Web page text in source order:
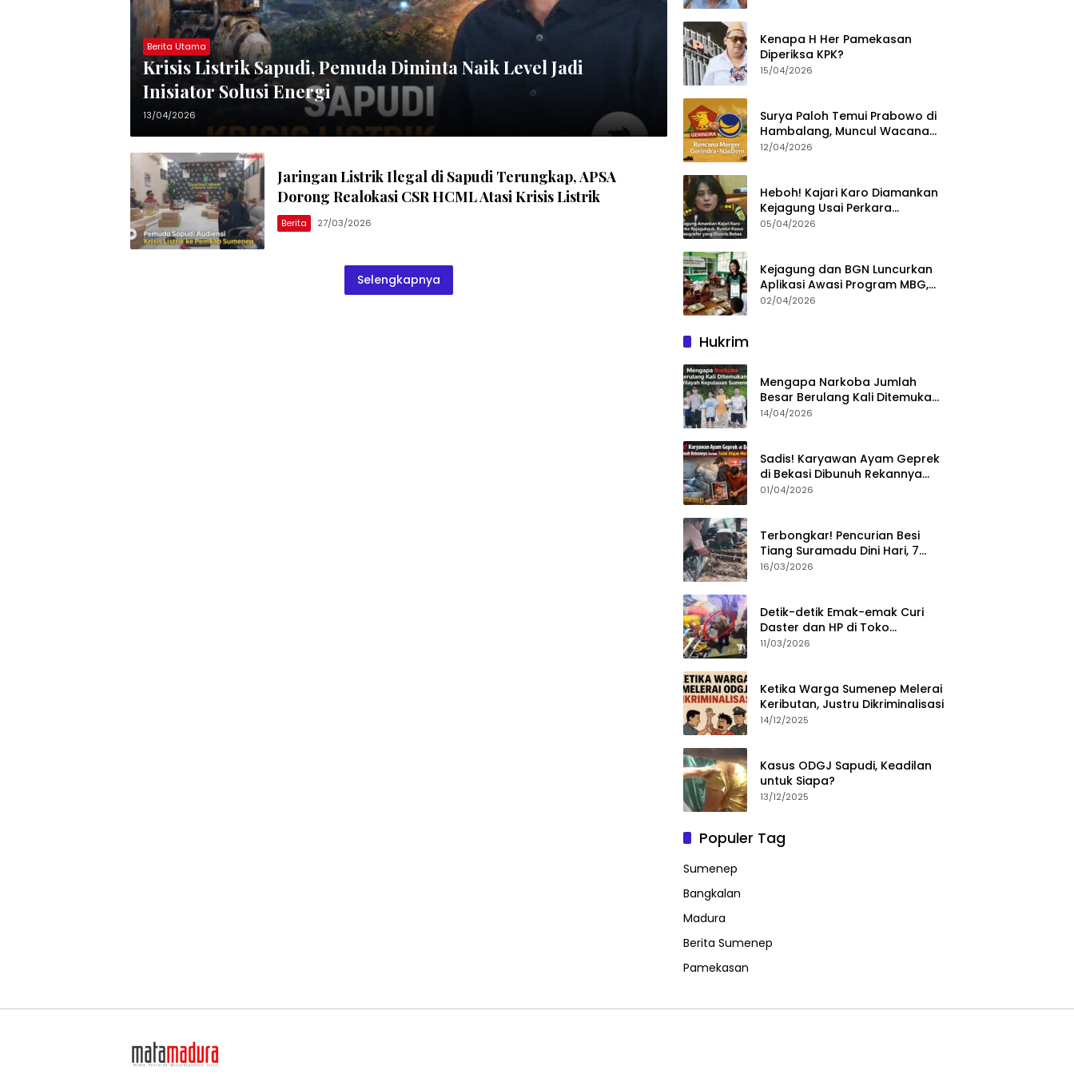
Berita Utama
Krisis Listrik Sapudi, Pemuda Diminta Naik Level Jadi
Inisiator Solusi Energi
13/04/2026
Jaringan Listrik Ilegal di Sapudi Terungkap, APSA
Dorong Realokasi CSR HCML Atasi Krisis Listrik
Berita 27/03/2026
Selengkapnya
Kenapa H Her Pamekasan
Diperiksa KPK?
15/04/2026
Surya Paloh Temui Prabowo di
Hambalang, Muncul Wacana
Penggabungan NasDem dan
12/04/2026
Heboh! Kajari Karo Diamankan
Kejagung Usai Perkara
Videografer Divonis Bebas
05/04/2026
Kejagung dan BGN Luncurkan
Aplikasi Awasi Program MBG,
Begini Cara Lapornya
02/04/2026
Hukrim
Mengapa Narkoba Jumlah
Besar Berulang Kali Ditemukan
di Wilayah Kepulauan
14/04/2026
Sadis! Karyawan Ayam Geprek
di Bekasi Dibunuh Rekannya
karena Tolak Diajak Merampok
01/04/2026
Terbongkar! Pencurian Besi
Tiang Suramadu Dini Hari, 7
ABK Ditangkap Polisi
16/03/2026
Detik-detik Emak-emak Curi
Daster dan HP di Toko
Sumenep, Aksi Terekam CCTV
11/03/2026
Ketika Warga Sumenep Melerai
Keributan, Justru Dikriminalisasi
14/12/2025
Kasus ODGJ Sapudi, Keadilan
untuk Siapa?
13/12/2025
Populer Tag
Sumenep
Bangkalan
Madura
Berita Sumenep
Pamekasan